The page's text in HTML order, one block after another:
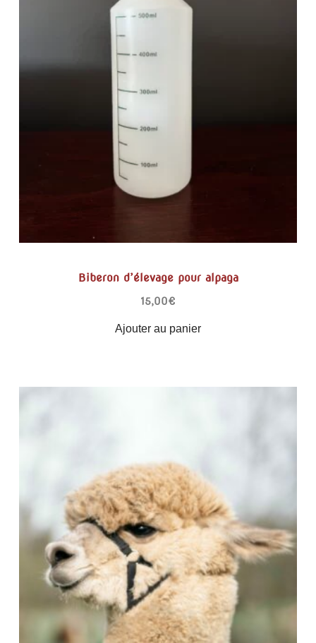
Biberon d’élevage pour alpaga
15,00€
Ajouter au panier